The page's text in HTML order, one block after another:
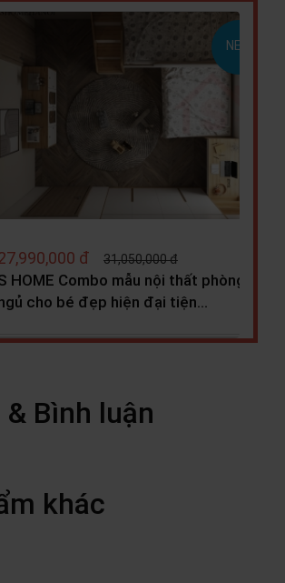
NEW
đ 31,050,000 đ
HOME Combo mẫu nội thất phòng
cho bé đẹp hiện đại tiện…
& Bình luận
khác